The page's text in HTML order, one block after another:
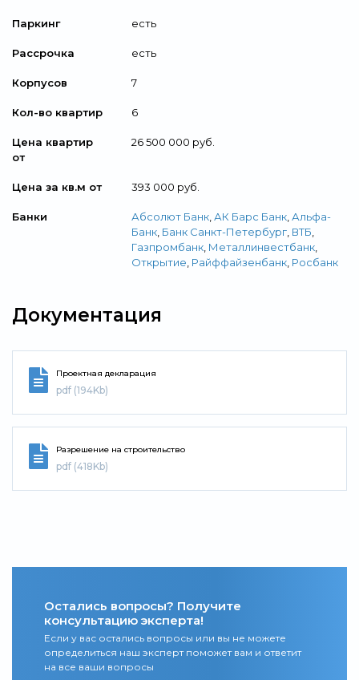
Паркинг есть
Рассрочка есть
Корпусов 7
Кол-во квартир 6
Цена квартир
от
26 500 000 руб.
Цена за кв.м от 393 000 руб.
Банки Абсолют Банк ,АК Барс Банк ,Альфа-
Банк Банк Санкт-Петербург ВТБ
Газпромбанк Металлинвестбанк
Открытие Райффайзенбанк Росбанк
Документация
Проектная декларация
pdf (194Kb)
Разрешение на строительство
pdf (418Kb)
Остались вопросы? Получите
консультацию эксперта!
Если у вас остались вопросы или вы не можете
определиться наш эксперт поможет вам и ответит
на все ваши вопросы